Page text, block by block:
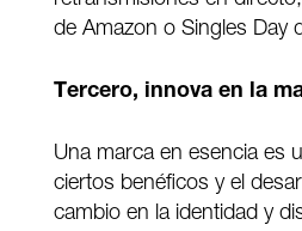
de Amazon o Singles Day
Tercero, innova en la
Una marca en esencia es
ciertos benéficos y el
cambio en la identidad y